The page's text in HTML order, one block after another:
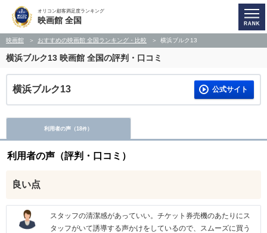
オリコン顧客満足度ランキング
映画館 全国
映画館 おすすめの映画館 全国ランキング・比較 横浜ブルク13
横浜ブルク13 映画館 全国の評判・口コミ
横浜ブルク13 公式サイト
利用者の声（18件）
利用者の声（評判・口コミ）
良い点
スタッフの清潔感があっていい。チケット券売機のあたりにス
タッフがいて誘導する声かけをしているので、スムーズに買う